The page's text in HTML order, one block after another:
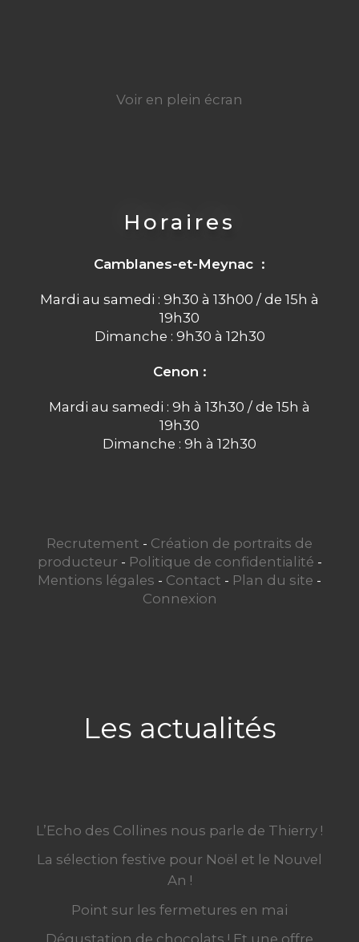
Voir en plein écran
Horaires
Camblanes-et-Meynac :
Mardi au samedi : 9h30 à 13h00 / de 15h à
19h30
Dimanche : 9h30 à 12h30
Cenon :
Mardi au samedi : 9h à 13h30 / de 15h à
19h30
Dimanche : 9h à 12h30
Recrutement - Création de portraits de
producteur - Politique de confidentialité -
Mentions légales - Contact - Plan du site -
Connexion
Les actualités
L’Echo des Collines nous parle de Thierry !
La sélection festive pour Noël et le Nouvel
An !
Point sur les fermetures en mai